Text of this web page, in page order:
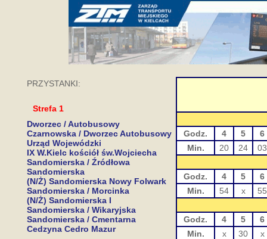
PRZYSTANKI:
Strefa 1
Dworzec / Autobusowy
Czarnowska / Dworzec Autobusowy
Urząd Wojewódzki
IX W.Kielc kościół św.Wojciecha
Sandomierska / Źródłowa
Sandomierska
(N/Ż) Sandomierska Nowy Folwark
Sandomierska / Morcinka
(N/Ż) Sandomierska I
Sandomierska / Wikaryjska
Sandomierska / Cmentarna
Cedzyna Cedro Mazur
Godz. 4 5
6
Min.
20 24 03
Godz. 4 5
6
Min.
54 x 55
Godz. 4 5
6
Min.
x 30
x